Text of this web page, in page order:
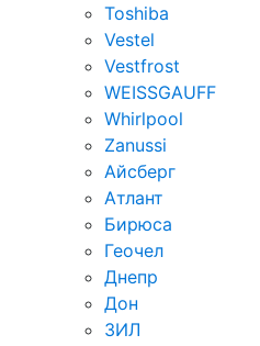
Toshiba
Vestel
Vestfrost
WEISSGAUFF
Whirlpool
Zanussi
Айсберг
Атлант
Бирюса
Геочел
Днепр
Дон
ЗИЛ